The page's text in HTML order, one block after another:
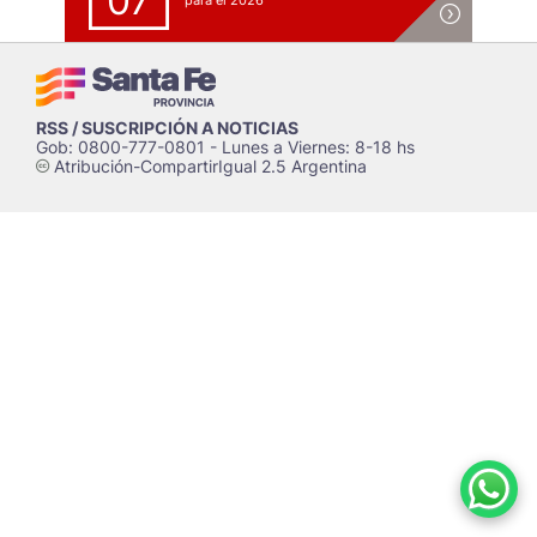
RSS / SUSCRIPCIÓN A NOTICIAS
Gob: 0800-777-0801 - Lunes a Viernes: 8-18 hs
cAtribución-CompartirIgual 2.5 Argentina